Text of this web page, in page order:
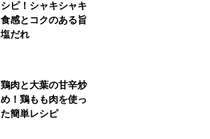
シピ！シャキシャキ
食感とコクのある旨
塩だれ
鶏肉と大葉の甘辛炒
め！鶏もも肉を使っ
た簡単レシピ